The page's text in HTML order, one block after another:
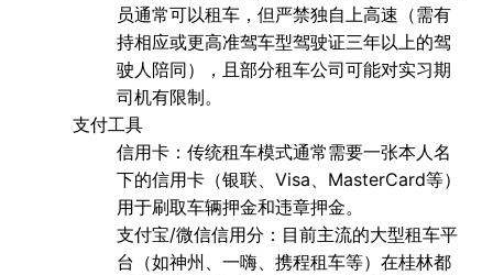
员通常可以租车，但严禁独自上高速（需有
持相应或更高准驾车型驾驶证三年以上的驾
驶人陪同），且部分租车公司可能对实习期
司机有限制。
支付工具
信用卡 ：传统租车模式通常需要一张本人名
下的信用卡（银联、Visa、MasterCard等）
用于刷取车辆押金和违章押金。
支付宝/微信信用分 ：目前主流的大型租车平
台（如神州、一嗨、携程租车等）在桂林都